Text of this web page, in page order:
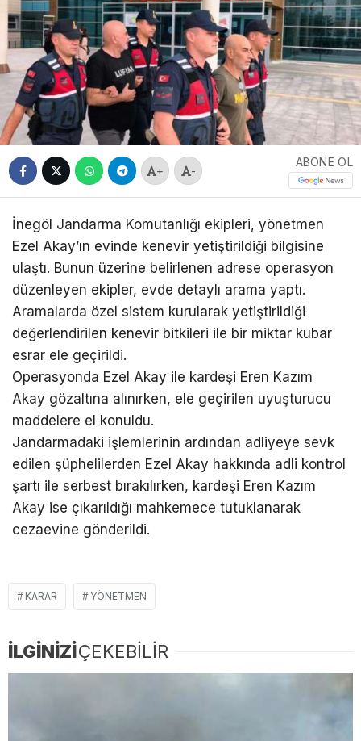
+ -
ABONE OL
İnegöl Jandarma Komutanlığı ekipleri, yönetmen
Ezel Akay’ın evinde kenevir yetiştirildiği bilgisine
ulaştı. Bunun üzerine belirlenen adrese operasyon
düzenleyen ekipler, evde detaylı arama yaptı.
Aramalarda özel sistem kurularak yetiştirildiği
değerlendirilen kenevir bitkileri ile bir miktar kubar
esrar ele geçirildi.
Operasyonda Ezel Akay ile kardeşi Eren Kazım
Akay gözaltına alınırken, ele geçirilen uyuşturucu
maddelere el konuldu.
Jandarmadaki işlemlerinin ardından adliyeye sevk
edilen şüphelilerden Ezel Akay hakkında adli kontrol
şartı ile serbest bırakılırken, kardeşi Eren Kazım
Akay ise çıkarıldığı mahkemece tutuklanarak
cezaevine gönderildi.
KARAR YÖNETMEN
İLGİNİZİÇEKEBİLİR